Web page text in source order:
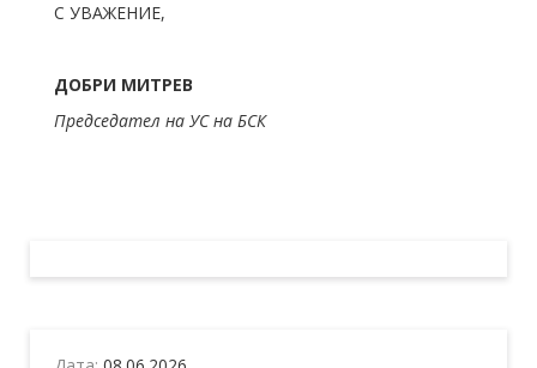
С УВАЖЕНИЕ,
ДОБРИ МИТРЕВ
Председател на УС на БСК